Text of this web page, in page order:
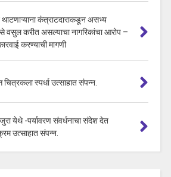
कंत्राटदाराकडून असभ्य
वसुल करीत असल्याचा नागरिकांचा आरोप –
करण्याची मागणी
चित्रकला स्पर्धा उत्साहात संपन्न.
येथे -पर्यावरण संवर्धनाचा संदेश देत
उत्साहात संपन्न.